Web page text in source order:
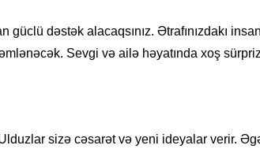
güclü dəstək alacaqsınız. Ətrafınızdakı
Sevgi və ailə həyatında xoş
sizə cəsarət və yeni ideyalar verir.